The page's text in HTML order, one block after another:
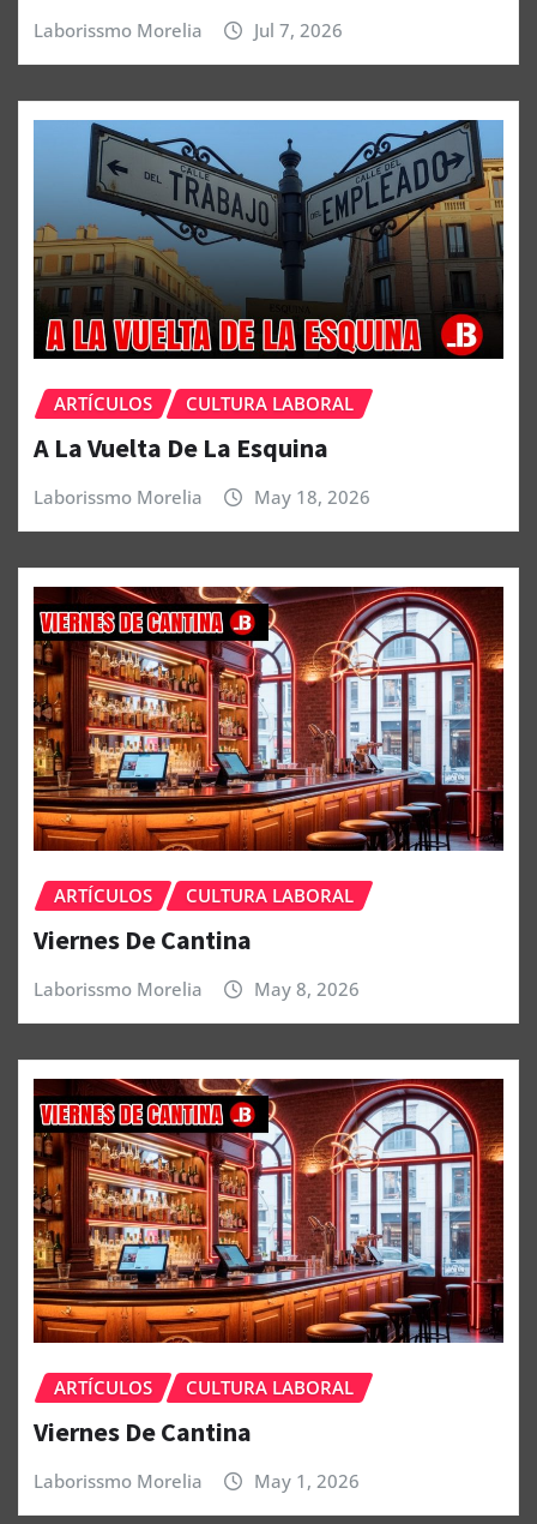
Laborissmo Morelia Jul 7, 2026
ARTÍCULOS CULTURA LABORAL
A La Vuelta De La Esquina
Laborissmo Morelia May 18, 2026
ARTÍCULOS CULTURA LABORAL
Viernes De Cantina
Laborissmo Morelia May 8, 2026
ARTÍCULOS CULTURA LABORAL
Viernes De Cantina
Laborissmo Morelia May 1, 2026